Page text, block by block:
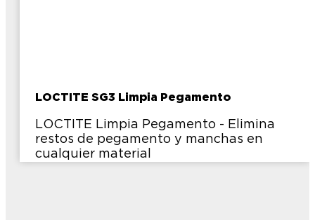
LOCTITE SG3 Limpia Pegamento
LOCTITE Limpia Pegamento - Elimina
restos de pegamento y manchas en
cualquier material